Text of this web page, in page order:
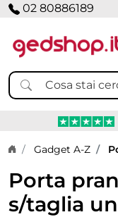
02 80886189
Home page
Gadget A-Z
Porta
s/taglia